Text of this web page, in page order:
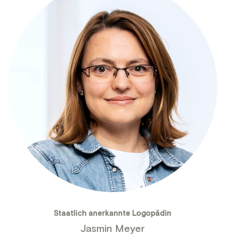
Staatlich anerkannte Logopädin
Jasmin Meyer